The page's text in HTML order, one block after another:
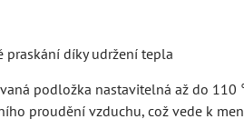
praskání díky udržení tepla
podložka nastavitelná až do
proudění vzduchu, což vede k